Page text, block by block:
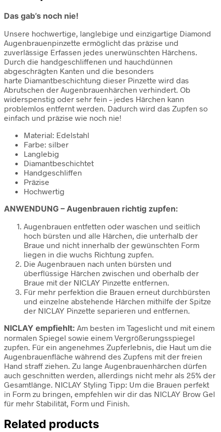
Das gab’s noch nie!
Unsere hochwertige, langlebige und einzigartige Diamond
Augenbrauenpinzette ermöglicht das präzise und
zuverlässige Erfassen jedes unerwünschten Härchens.
Durch die handgeschliffenen und hauchdünnen
abgeschrägten Kanten und die besonders
harte Diamantbeschichtung dieser Pinzette wird das
Abrutschen der Augenbrauenhärchen verhindert. Ob
widerspenstig oder sehr fein – jedes Härchen kann
problemlos entfernt werden. Dadurch wird das Zupfen so
einfach und präzise wie noch nie!
Material: Edelstahl
Farbe: silber
Langlebig
Diamantbeschichtet
Handgeschliffen
Präzise
Hochwertig
ANWENDUNG – Augenbrauen richtig zupfen:
Augenbrauen entfetten oder waschen und seitlich
hoch bürsten und alle Härchen, die unterhalb der
Braue und nicht innerhalb der gewünschten Form
liegen in die wuchs Richtung zupfen.
Die Augenbrauen nach unten bürsten und
überflüssige Härchen zwischen und oberhalb der
Braue mit der NICLAY Pinzette entfernen.
Für mehr perfektion die Brauen erneut durchbürsten
und einzelne abstehende Härchen mithilfe der Spitze
der NICLAY Pinzette separieren und entfernen.
NICLAY empfiehlt: Am besten im Tageslicht und mit einem
normalen Spiegel sowie einem Vergrößerungsspiegel
zupfen. Für ein angenehmes Zupferlebnis, die Haut um die
Augenbrauenfläche während des Zupfens mit der freien
Hand straff ziehen. Zu lange Augenbrauenhärchen dürfen
auch geschnitten werden, allerdings nicht mehr als 25% der
Gesamtlänge. NICLAY Styling Tipp: Um die Brauen perfekt
in Form zu bringen, empfehlen wir dir das NICLAY Brow Gel
für mehr Stabilität, Form und Finish.
Related products